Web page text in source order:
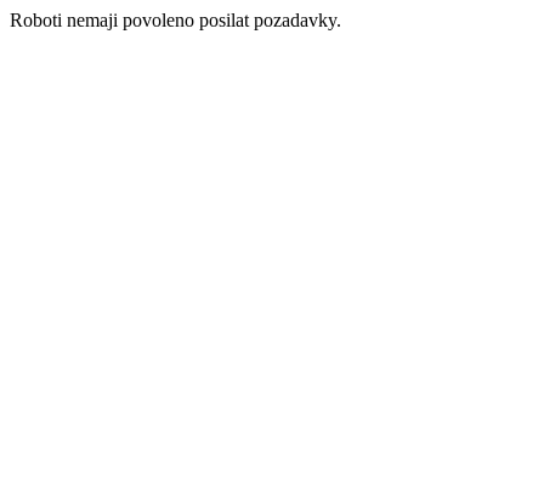
Roboti nemaji povoleno posilat pozadavky.